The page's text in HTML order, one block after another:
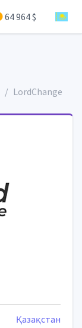
64 964 $
LordChange
Қазақстан